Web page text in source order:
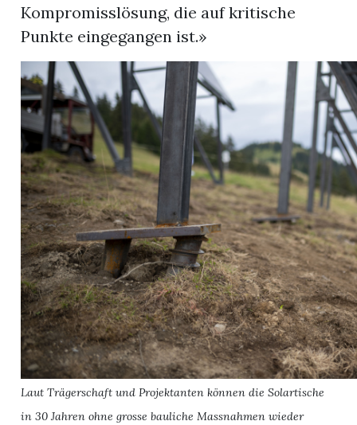
Kompromisslösung, die auf kritische
Punkte eingegangen ist.»
Laut Trägerschaft und Projektanten können die Solartische
in 30 Jahren ohne grosse bauliche Massnahmen wieder